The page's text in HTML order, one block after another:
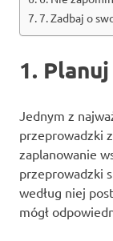
7. Zadbaj o
1.
Jednym z
przeprowadzki
zaplanowanie
przeprowadzki
według niej
mógł